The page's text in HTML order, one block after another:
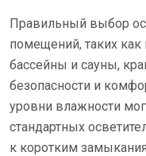
Правильный выбор
помещений, таких
бассейны и сауны,
безопасности и
уровни влажности
стандартных
к коротким